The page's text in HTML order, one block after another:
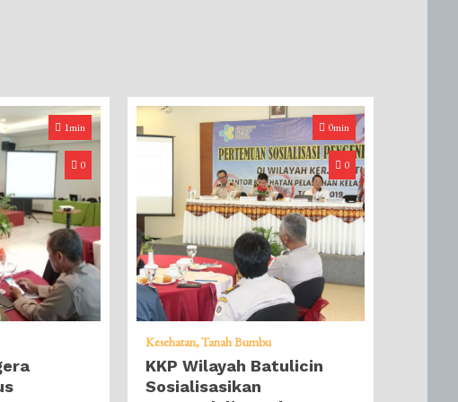
1min
0
0min
0
Kesehatan Tanah Bumbu
KKP Wilayah Batulicin
Sosialisasikan